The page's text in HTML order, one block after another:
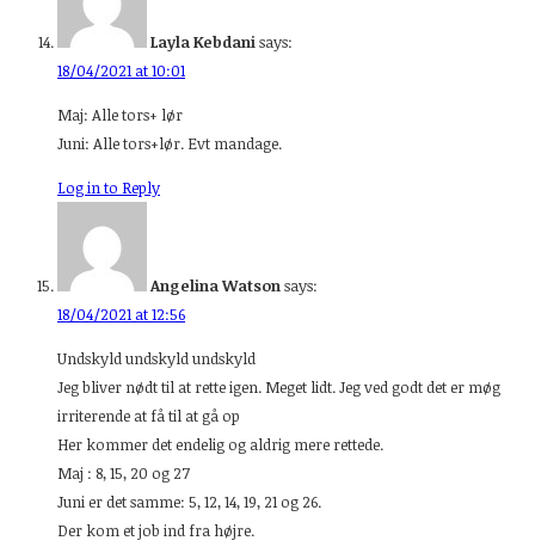
Layla Kebdanisays:
18/04/2021 at 10:01
Maj: Alle tors+ lør
Juni: Alle tors+lør. Evt mandage.
Log in to Reply
Angelina Watsonsays:
18/04/2021 at 12:56
Undskyld undskyld undskyld
Jeg bliver nødt til at rette igen. Meget lidt. Jeg ved godt det er møg
irriterende at få til at gå op
Her kommer det endelig og aldrig mere rettede.
Maj : 8, 15, 20 og 27
Juni er det samme: 5, 12, 14, 19, 21 og 26.
Der kom et job ind fra højre.